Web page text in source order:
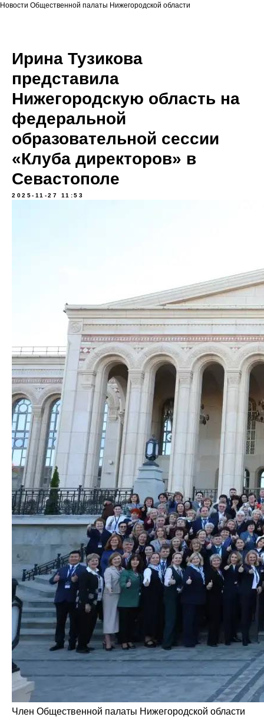
Новости Общественной палаты Нижегородской области
Ирина Тузикова
представила
Нижегородскую область на
федеральной
образовательной сессии
«Клуба директоров» в
Севастополе
2025-11-27 11:53
Член Общественной палаты Нижегородской области